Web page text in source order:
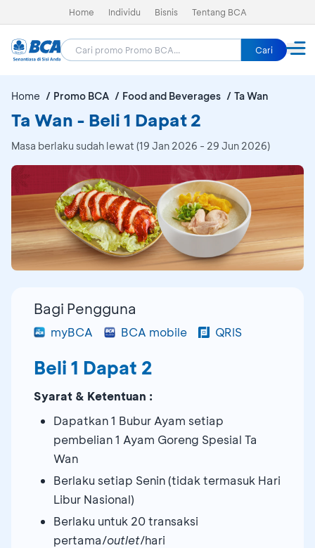
Home Individu Bisnis Tentang BCA
Cari
Home Promo BCA Food and Beverages Ta Wan
Ta Wan - Beli 1 Dapat 2
Masa berlaku sudah lewat (19 Jan 2026 - 29 Jun 2026)
Bagi Pengguna
myBCA BCA mobile QRIS
Beli 1 Dapat 2
Syarat & Ketentuan :
Dapatkan 1 Bubur Ayam setiap
pembelian 1 Ayam Goreng Spesial Ta
Wan
Berlaku setiap Senin (tidak termasuk Hari
Libur Nasional)
Berlaku untuk 20 transaksi
pertama/outlet/hari